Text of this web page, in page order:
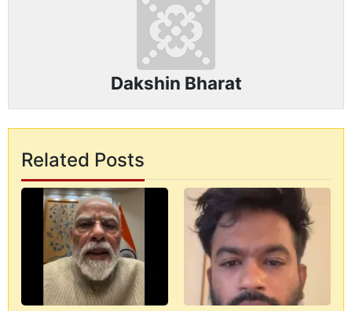
Dakshin Bharat
Related Posts